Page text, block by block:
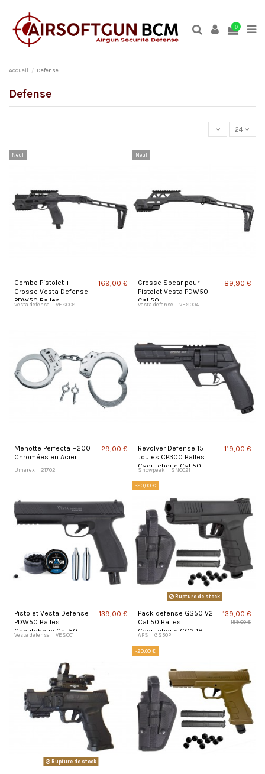
0
Accueil Defense
Defense
24
Neuf
Combo Pistolet +
Crosse Vesta Defense
PDW50 Balles
Vesta defense VES008
169,00 €
Neuf
Crosse Spear pour
Pistolet Vesta PDW50
Cal 50
Vesta defense VES004
89,90 €
Menotte Perfecta H200
Chromées en Acier
Umarex 21702
29,00 €
Revolver Defense 15
Joules CP300 Balles
Caoutchouc Cal 50
Snowpeak SN0021
119,00 €
Pistolet Vesta Defense
PDW50 Balles
Caoutchouc Cal 50
Vesta defense VES001
139,00 €
-20,00 €
Rupture de stock
Pack defense GS50 V2
Cal 50 Balles
Caoutchouc CO2 18
APS GS50P
139,00 €
159,00 €
Rupture de stock
-20,00 €